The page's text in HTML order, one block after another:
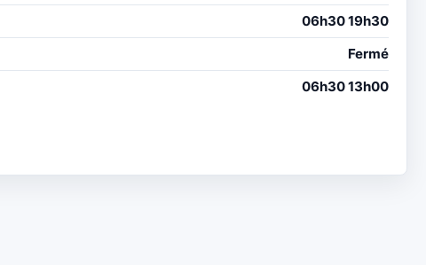
06h30 19h30
Fermé
06h30 13h00